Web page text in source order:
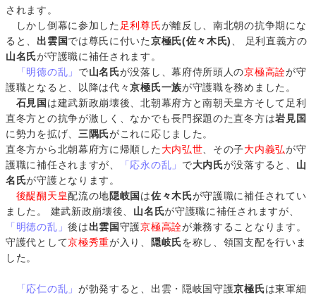
されます。
しかし倒幕に参加した 足利尊氏が離反し、南北朝の抗争期にな
ると、 出雲国では尊氏に付いた京極氏(佐々木氏)
、 足利直義方の
山名氏が守護職に補任されます。
「明徳の乱」 で山名氏が没落し、幕府侍所頭人の京極高詮が守
護職となると、以降は代々京極氏一族が守護職を務めました。
石見国 は建武新政崩壊後、北朝幕府方と南朝天皇方そして足利
直冬方との抗争が激しく、なかでも長門探題のた直冬方は岩見国
に勢力を拡げ、 三隅氏がこれに応じました。
直冬方から北朝幕府方に帰順した 大内弘世 、その子大内義弘が守
護職に補任されますが、
「応永の乱」 で大内氏が没落すると、 山
名氏が守護となります。
後醍醐天皇配流の地隠岐国 は佐々木氏が守護職に補任されてい
ました。 建武新政崩壊後、 山名氏が守護職に補任されますが、
「明徳の乱」後は出雲国守護京極高詮が兼務することなります。
守護代として京極秀重が入り、 隠岐氏を称し、領国支配を行いま
した。
「応仁の乱」 が勃発すると、出雲・隠岐国守護京極氏は東軍細